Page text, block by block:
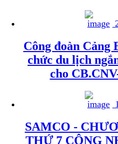
Công đoàn Cảng
chức du lịch
cho
SAMCO -
THỨ 7 CÔNG